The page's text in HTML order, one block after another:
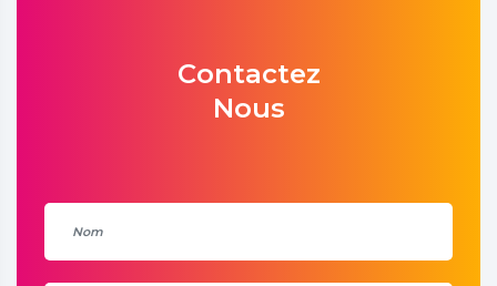
Contactez
Nous